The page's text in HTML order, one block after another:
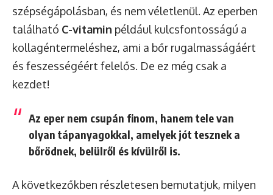
szépségápolásban, és nem véletlenül. Az eperben
található C-vitamin például kulcsfontosságú a
kollagéntermeléshez, ami a bőr rugalmasságáért
és feszességéért felelős. De ez még csak a
kezdet!
Az eper nem csupán finom, hanem tele van
olyan tápanyagokkal, amelyek jót tesznek a
bőrödnek, belülről és kívülről is.
A következőkben részletesen bemutatjuk, milyen